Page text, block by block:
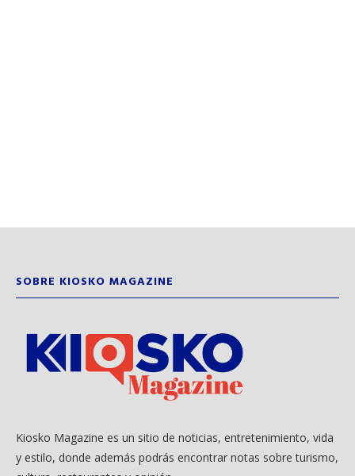
SOBRE KIOSKO MAGAZINE
Kiosko Magazine es un sitio de noticias, entretenimiento, vida
y estilo, donde además podrás encontrar notas sobre turismo,